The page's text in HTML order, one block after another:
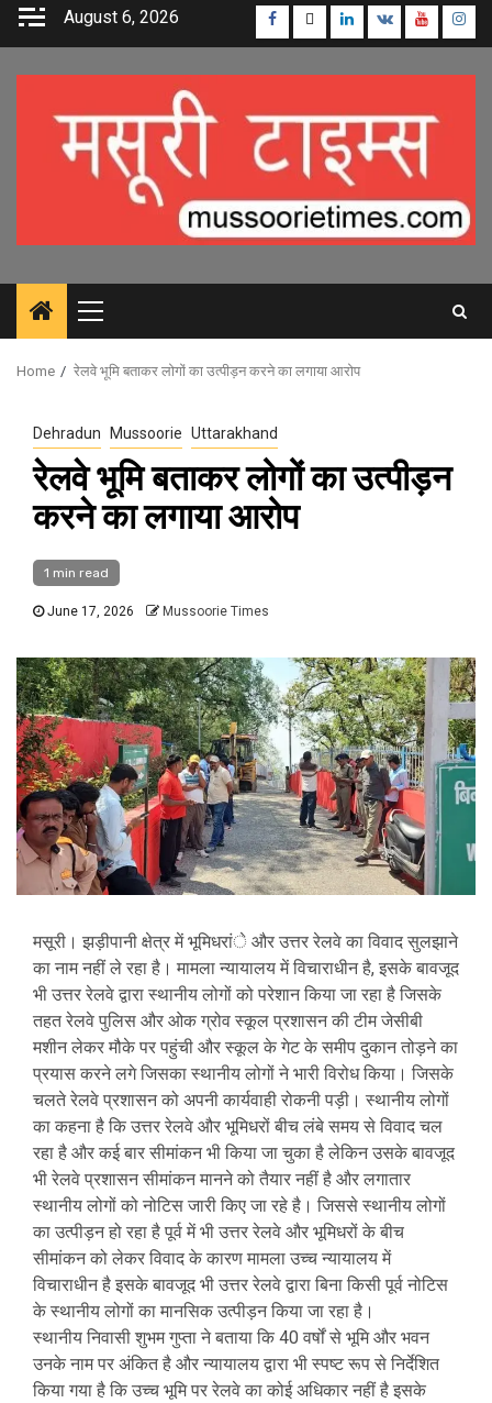
Skip
August 6, 2026 Facebook
TwitterLinkedin
VK Youtube
Primary
Menu
Home रेलवे भूमि बताकर लोगों का उत्पीड़न करने का लगाया आरोप
Dehradun Mussoorie Uttarakhand
रेलवे भूमि बताकर लोगों का उत्पीड़न
करने का लगाया आरोप
1 min read
June 17, 2026 Mussoorie Times
मसूरी। झड़ीपानी क्षेत्र में भूमिधरांे और उत्तर रेलवे का विवाद सुलझाने
का नाम नहीं ले रहा है। मामला न्यायालय में विचाराधीन है, इसके बावजूद
भी उत्तर रेलवे द्वारा स्थानीय लोगों को परेशान किया जा रहा है जिसके
तहत रेलवे पुलिस और ओक ग्रोव स्कूल प्रशासन की टीम जेसीबी
मशीन लेकर मौके पर पहुंची और स्कूल के गेट के समीप दुकान तोड़ने का
प्रयास करने लगे जिसका स्थानीय लोगों ने भारी विरोध किया। जिसके
चलते रेलवे प्रशासन को अपनी कार्यवाही रोकनी पड़ी। स्थानीय लोगों
का कहना है कि उत्तर रेलवे और भूमिधरों बीच लंबे समय से विवाद चल
रहा है और कई बार सीमांकन भी किया जा चुका है लेकिन उसके बावजूद
भी रेलवे प्रशासन सीमांकन मानने को तैयार नहीं है और लगातार
स्थानीय लोगों को नोटिस जारी किए जा रहे है। जिससे स्थानीय लोगों
का उत्पीड़न हो रहा है पूर्व में भी उत्तर रेलवे और भूमिधरों के बीच
सीमांकन को लेकर विवाद के कारण मामला उच्च न्यायालय में
विचाराधीन है इसके बावजूद भी उत्तर रेलवे द्वारा बिना किसी पूर्व नोटिस
के स्थानीय लोगों का मानसिक उत्पीड़न किया जा रहा है।
स्थानीय निवासी शुभम गुप्ता ने बताया कि 40 वर्षों से भूमि और भवन
उनके नाम पर अंकित है और न्यायालय द्वारा भी स्पष्ट रूप से निर्देशित
किया गया है कि उच्च भूमि पर रेलवे का कोई अधिकार नहीं है इसके